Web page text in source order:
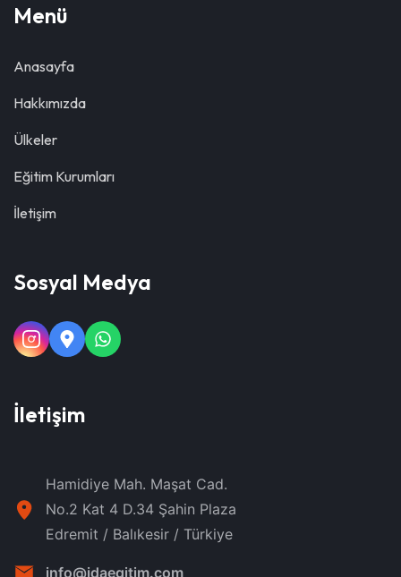
Menü
Anasayfa
Hakkımızda
Ülkeler
Eğitim Kurumları
İletişim
Sosyal Medya
İletişim
Hamidiye Mah. Maşat Cad.
No.2 Kat 4 D.34 Şahin Plaza
Edremit / Balıkesir / Türkiye
info@idaegitim.com